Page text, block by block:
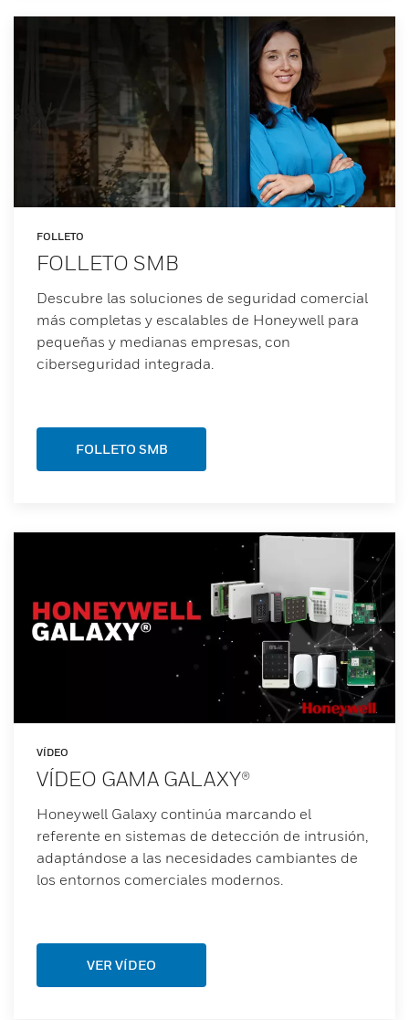
FOLLETO
FOLLETO SMB
Descubre las soluciones de seguridad comercial
más completas y escalables de Honeywell para
pequeñas y medianas empresas, con
ciberseguridad integrada.
FOLLETO SMB
VÍDEO
VÍDEO GAMA GALAXY®
Honeywell Galaxy continúa marcando el
referente en sistemas de detección de intrusión,
adaptándose a las necesidades cambiantes de
los entornos comerciales modernos.
VER VÍDEO